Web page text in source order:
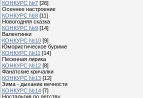
КОНКУРС №7 [26]
Осеннее настроение
КОНКУРС №8 [11]
Новогодняя сказка
КОНКУРС №9 [14]
Валентинки
КОНКУРС №10 [9]
Юмористическое буриме
КОНКУРС №11 [14]
Песенная лирика
КОНКУРС №12 [8]
Фанатские кричалки
КОНКУРС №13 [12]
Зима - дыхание вечности
КОНКУРС №14 [7]
Ностальгия по детству